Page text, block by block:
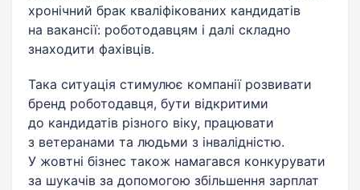
хронічний брак кваліфікованих кандидатів
на вакансії: роботодавцям і далі складно
знаходити фахівців.
Така ситуація стимулює компанії розвивати
бренд роботодавця, бути відкритими
до кандидатів різного віку, працювати
з ветеранами та людьми з інвалідністю.
У жовтні бізнес також намагався конкурувати
за шукачів за допомогою збільшення зарплат